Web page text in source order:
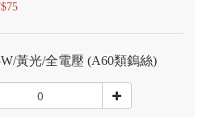
黃光/全電壓 (A60類鎢絲)